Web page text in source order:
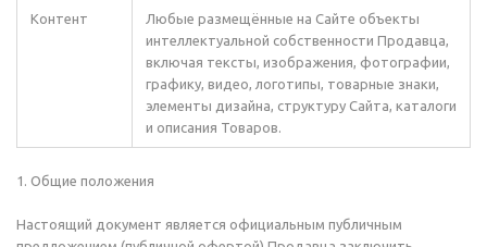
Контент
Любые размещённые на Сайте объекты
интеллектуальной собственности Продавца,
включая тексты, изображения, фотографии,
графику, видео, логотипы, товарные знаки,
элементы дизайна, структуру Сайта, каталоги
и описания Товаров.
1. Общие положения
Настоящий документ является официальным публичным